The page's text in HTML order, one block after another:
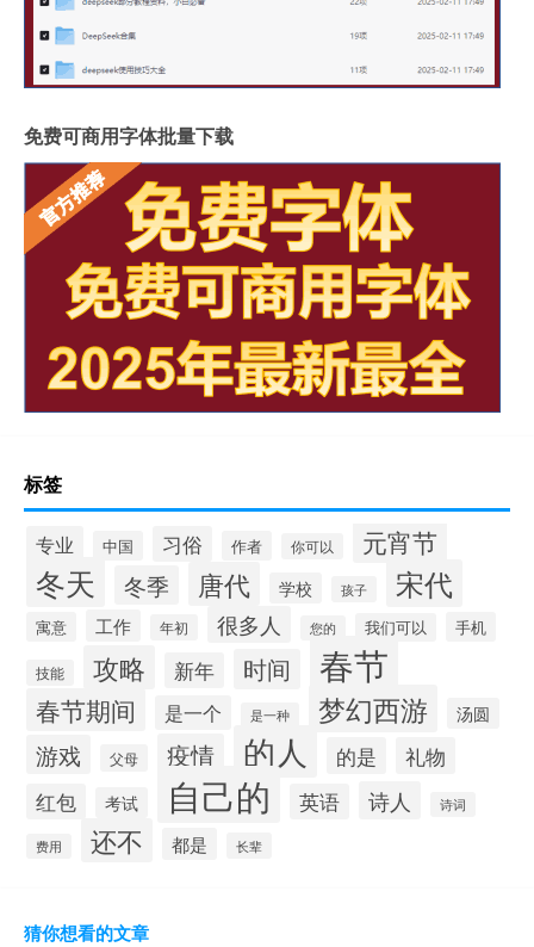
免费可商用字体批量下载
标签
专业 中国 习俗 作者 你可以 元宵节
冬天 冬季 唐代 学校 孩子 宋代
寓意 工作 年初 很多人 您的 我们可以 手机
技能 攻略 新年 时间 春节
春节期间 是一个 是一种 梦幻西游 汤圆
游戏 父母 疫情 的人 的是 礼物
红包 考试 自己的 英语 诗人 诗词
费用 还不 都是 长辈
猜你想看的文章